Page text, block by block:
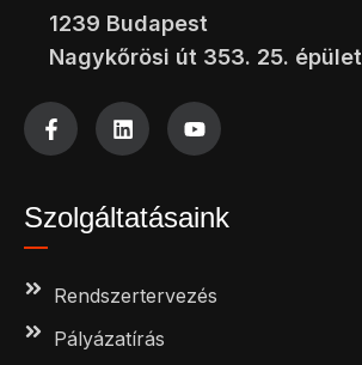
1239 Budapest
Nagykőrösi út 353. 25. épület|
Szolgáltatásaink
Rendszertervezés
Pályázatírás